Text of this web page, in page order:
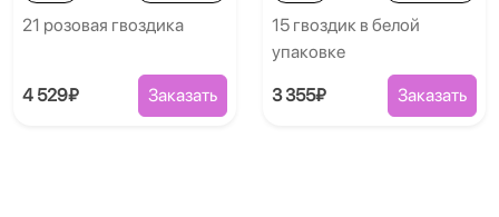
21 розовая гвоздика
4 529₽ Заказать
15 гвоздик в белой
упаковке
3 355₽ Заказать